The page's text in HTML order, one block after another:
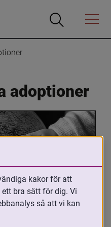
Öppna
Öppna
Menyn
adoptioner
med
kakor för att
bra sätt för dig. Vi
så att vi kan